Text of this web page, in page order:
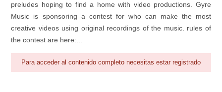
preludes hoping to find a home with video productions. Gyre
Music is sponsoring a contest for who can make the most
creative videos using original recordings of the music. rules of
the contest are here:...
Para acceder al contenido completo necesitas estar registrado